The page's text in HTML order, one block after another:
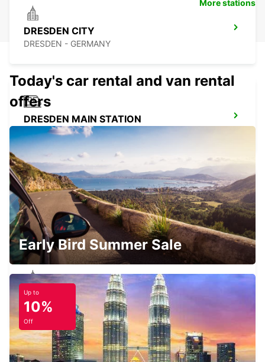
DRESDEN CITY
DRESDEN - GERMANY
DRESDEN MAIN STATION
DRESDEN - GERMANY
DRESDEN VW FORUM (DROP-OFF ONLY)
DRESDEN - GERMANY
FREIBERG
FREIBERG / SACHSEN - GERMANY
More stations
Today's car rental and van rental
offers
Early Bird Summer Sale
Up to
10%
Off